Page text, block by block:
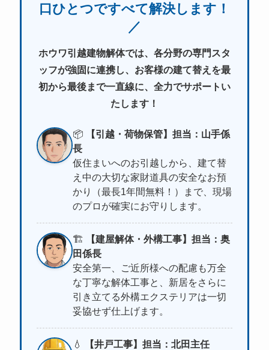
口ひとつですべて解決します！
／
ホウワ引越建物解体では、各分野の専門スタ
ッフが強固に連携し、お客様の建て替えを最
初から最後まで一直線に、全力でサポートい
たします！
📦
【引越・荷物保管】担当：山手係
長
仮住まいへのお引越しから、建て替
え中の大切な家財道具の安全なお預
かり（最長1年間無料！）まで、現場
のプロが確実にお守りします。
🏗️
【建屋解体・外構工事】担当：奥
田係長
安全第一、ご近所様への配慮も万全
な丁寧な解体工事と、新居をさらに
引き立てる外構エクステリアは一切
妥協せず仕上げます。
💧
【井戸工事】担当：北田主任